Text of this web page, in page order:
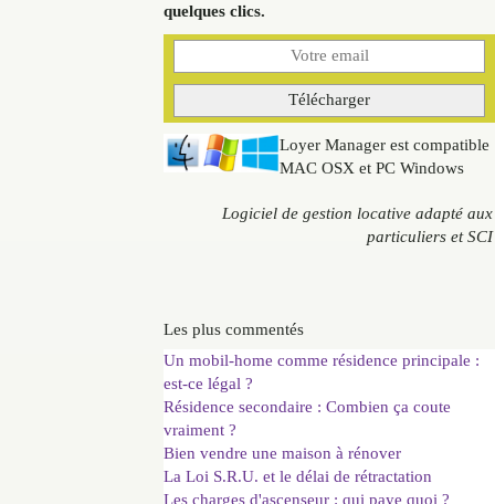
quelques clics.
Loyer Manager est compatible
MAC OSX et PC Windows
Logiciel de gestion locative adapté aux
particuliers et SCI
Les plus commentés
Un mobil-home comme résidence principale :
est-ce légal ?
Résidence secondaire : Combien ça coute
vraiment ?
Bien vendre une maison à rénover
La Loi S.R.U. et le délai de rétractation
Les charges d'ascenseur : qui paye quoi ?